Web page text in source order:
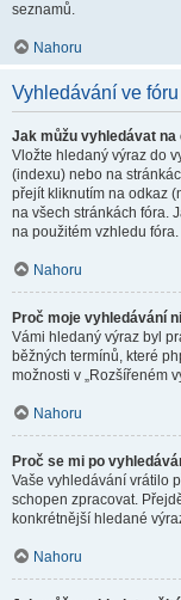
seznamů.
Nahoru
Vyhledávání ve fóru
Jak můžu vyhledávat
Vložte hledaný výraz do
(indexu) nebo na
přejít kliknutím na odkaz
na všech stránkách fóra.
na použitém vzhledu fóra.
Nahoru
Proč moje vyhledávání
Vámi hledaný výraz byl
běžných termínů, které
možnosti v „Rozšířeném
Nahoru
Proč se mi po
Vaše vyhledávání vrátilo
schopen zpracovat.
konkrétnější hledané
Nahoru